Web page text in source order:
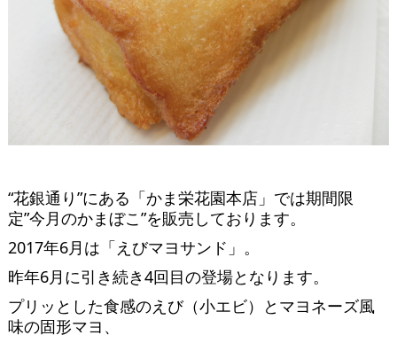
“花銀通り”にある「かま栄花園本店」では期間限
定”今月のかまぼこ”を販売しております。
2017年6月は「えびマヨサンド」。
昨年6月に引き続き4回目の登場となります。
プリッとした食感のえび（小エビ）とマヨネーズ風
味の固形マヨ、